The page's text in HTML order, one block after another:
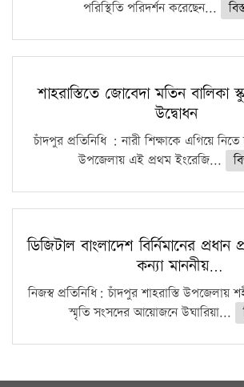
পরিস্থিতি পরিদর্শন করেছেন...
শাহরাস্তিতে জোবেদা মতিন বালিকা
উদ্বোধন
চাঁদপুর প্রতিনিধি : নারী শিক্ষাকে এগিয়ে নিতে
উপজেলায় এই প্রথম ইংরেজি...
ডিজিটাল বাংলাদেশ বির্নিমানের প্রধান
কন্যা মাননীয়…
নিজস্ব প্রতিনিধি: চাঁদপুর শাহরাস্তি উপজেলায়
স্মৃতি সংসদের আয়োজনে উঘারিয়া...